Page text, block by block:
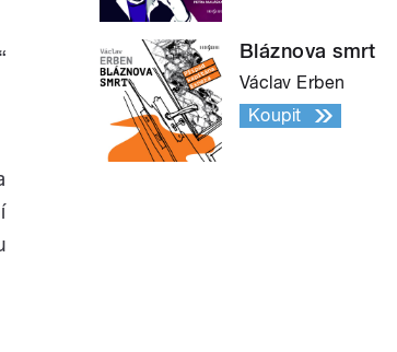
“ Bláznova smrt
Václav Erben
Koupit